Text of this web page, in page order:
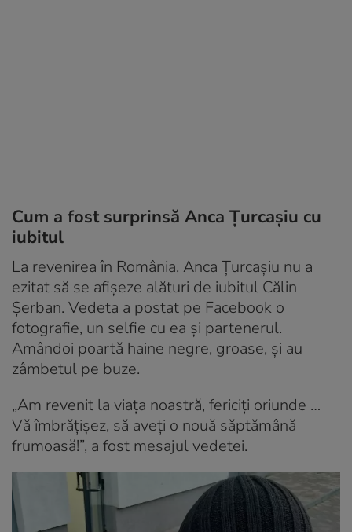
Cum a fost surprinsă Anca Țurcașiu cu
iubitul
La revenirea în România, Anca Țurcașiu nu a
ezitat să se afișeze alături de iubitul Călin
Șerban. Vedeta a postat pe Facebook o
fotografie, un selfie cu ea și partenerul.
Amândoi poartă haine negre, groase, și au
zâmbetul pe buze.
„Am revenit la viața noastră, fericiți oriunde …
Vă îmbrățișez, să aveți o nouă săptămână
frumoasă!”, a fost mesajul vedetei.